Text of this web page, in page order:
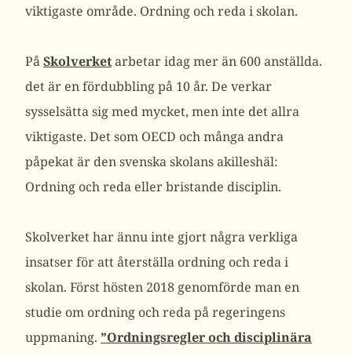
viktigaste område. Ordning och reda i skolan.
PåSkolverketarbetar idag mer än 600 anställda.
det är en fördubbling på 10 år. De verkar
sysselsätta sig med mycket, men inte det allra
viktigaste. Det som OECD och många andra
påpekat är den svenska skolans akilleshäl:
Ordning och reda eller bristande disciplin.
Skolverket har ännu inte gjort några verkliga
insatser för att återställa ordning och reda i
skolan. Först hösten 2018 genomförde man en
studie om ordning och reda på regeringens
uppmaning. ”Ordningsregler och disciplinära